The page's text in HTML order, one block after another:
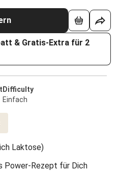
& Gratis-Extra für 2
Difficulty
Einfach
Laktose)
Power-Rezept für Dich